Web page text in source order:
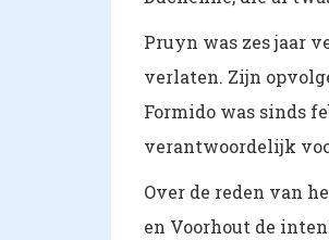
Pruyn was zes jaar
verlaten. Zijn
Formido was sinds
verantwoordelijk
Over de reden van
en Voorhout de